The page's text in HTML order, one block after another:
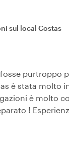
sul local Costas
purtroppo
è stata molto
è molto
!